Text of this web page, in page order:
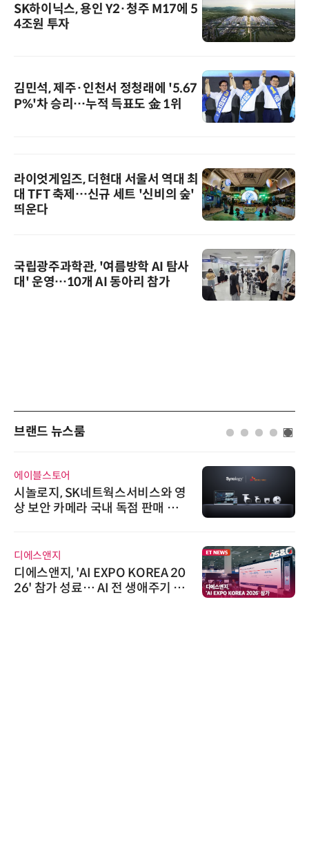
SK하이닉스, 용인 Y2·청주 M17에 5
4조원 투자
김민석, 제주·인천서 정청래에 '5.67
P%'차 승리…누적 득표도 金 1위
라이엇게임즈, 더현대 서울서 역대 최
대 TFT 축제…신규 세트 '신비의 숲'
띄운다
국립광주과학관, '여름방학 AI 탐사
대' 운영…10개 AI 동아리 참가
브랜드 뉴스룸
에이블스토어
시놀로지, SK네트웍스서비스와 영
상 보안 카메라 국내 독점 판매 파
디에스앤지
디에스앤지, 'AI EXPO KOREA 20
26' 참가 성료… AI 전 생애주기 아